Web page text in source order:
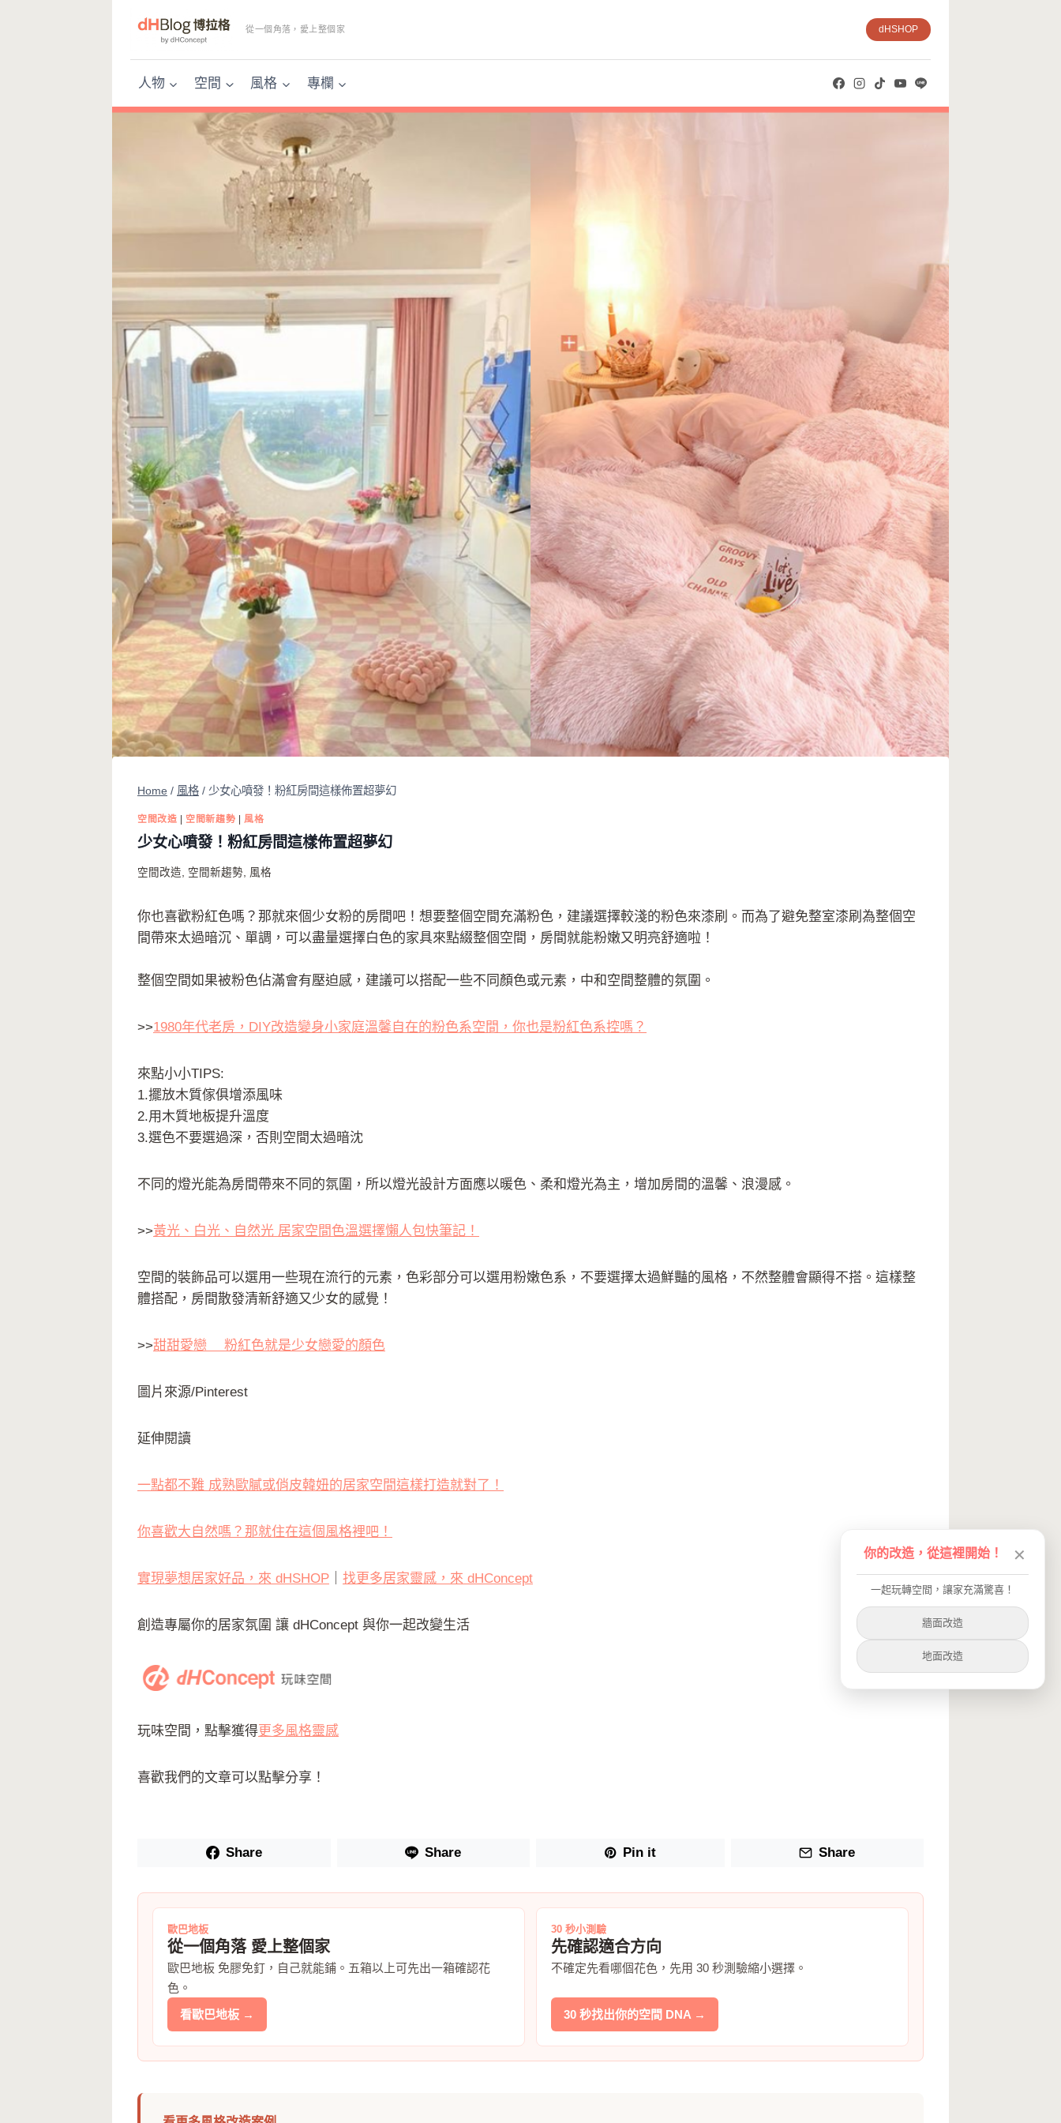
從一個角落，愛上整個家 dHSHOP
人物 空間 風格 專欄
Home / 風格 / 少女心噴發！粉紅房間這樣佈置超夢幻
空間改造 | 空間新趨勢 | 風格
少女心噴發！粉紅房間這樣佈置超夢幻
空間改造, 空間新趨勢, 風格
你也喜歡粉紅色嗎？那就來個少女粉的房間吧！想要整個空間充滿粉色，建議選擇較淺的粉色來漆刷。而為了避免整室漆刷為整個空
間帶來太過暗沉、單調，可以盡量選擇白色的家具來點綴整個空間，房間就能粉嫩又明亮舒適啦！
整個空間如果被粉色佔滿會有壓迫感，建議可以搭配一些不同顏色或元素，中和空間整體的氛圍。
>>1980年代老房，DIY改造變身小家庭溫馨自在的粉色系空間，你也是粉紅色系控嗎？
來點小小TIPS:
1.擺放木質傢俱增添風味
2.用木質地板提升溫度
3.選色不要選過深，否則空間太過暗沈
不同的燈光能為房間帶來不同的氛圍，所以燈光設計方面應以暖色、柔和燈光為主，增加房間的溫馨、浪漫感。
>>黃光、白光、自然光 居家空間色溫選擇懶人包快筆記！
空間的裝飾品可以選用一些現在流行的元素，色彩部分可以選用粉嫩色系，不要選擇太過鮮豔的風格，不然整體會顯得不搭。這樣整
體搭配，房間散發清新舒適又少女的感覺！
>>甜甜愛戀 粉紅色就是少女戀愛的顏色
圖片來源/Pinterest
延伸閱讀
一點都不難 成熟歐膩或俏皮韓妞的居家空間這樣打造就對了！
你喜歡大自然嗎？那就住在這個風格裡吧！
實現夢想居家好品，來 dHSHOP 找更多居家靈感，來 dHConcept
創造專屬你的居家氛圍 讓 dHConcept 與你一起改變生活
玩味空間，點擊獲得更多風格靈感
喜歡我們的文章可以點擊分享！
Share Share Pin it Share
歐巴地板
從一個角落 愛上整個家
歐巴地板 免膠免釘，自己就能鋪。五箱以上可先出一箱確認花
色。
看歐巴地板 →
30 秒小測驗
先確認適合方向
不確定先看哪個花色，先用 30 秒測驗縮小選擇。
30 秒找出你的空間 DNA →
你的改造，從這裡開始！ ✕
一起玩轉空間，讓家充滿驚喜！
牆面改造
地面改造